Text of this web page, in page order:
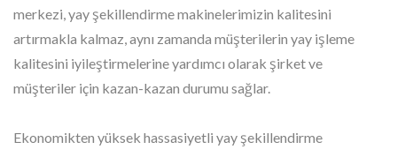
merkezi, yay şekillendirme makinelerimizin kalitesini
artırmakla kalmaz, aynı zamanda müşterilerin yay işleme
kalitesini iyileştirmelerine yardımcı olarak şirket ve
müşteriler için kazan-kazan durumu sağlar.
Ekonomikten yüksek hassasiyetli yay şekillendirme